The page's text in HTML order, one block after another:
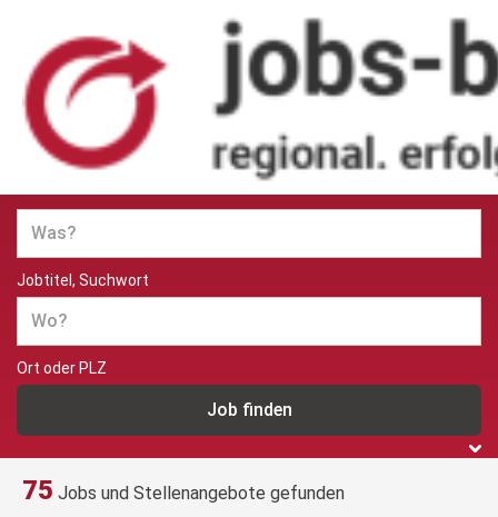
Jobs und Stellenangebote in
Berlin
Jobtitel, Suchwort
Ort oder PLZ
75 Jobs und Stellenangebote gefunden